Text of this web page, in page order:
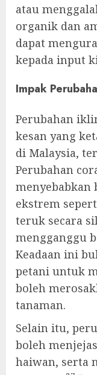
atau
organik dan
dapat
kepada input
Impak
Perubahan
kesan yang
di Malaysia,
Perubahan
menyebabkan
ekstrem
teruk secara
mengganggu
Keadaan ini
petani untuk
boleh
tanaman.
Selain itu,
boleh
haiwan, serta